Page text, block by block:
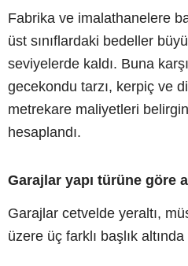
Fabrika ve imalathanelere
üst sınıflardaki bedeller
seviyelerde kaldı. Buna
gecekondu tarzı, kerpiç ve
metrekare maliyetleri
hesaplandı.
Garajlar yapı türüne göre
Garajlar cetvelde yeraltı,
üzere üç farklı başlık